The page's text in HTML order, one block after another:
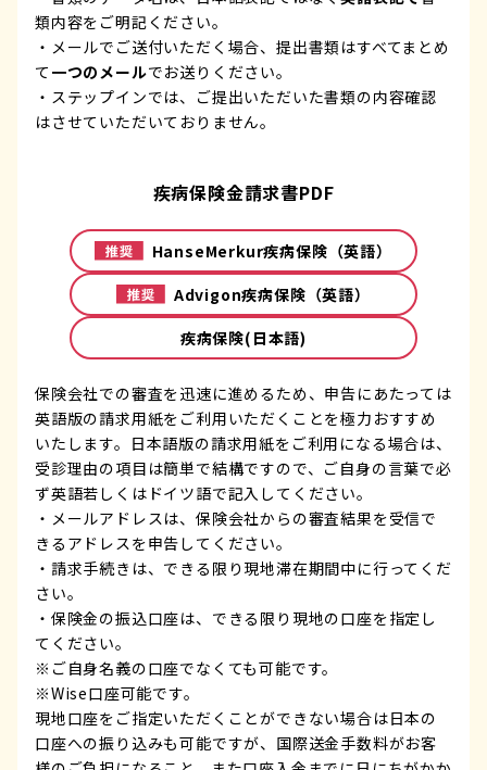
類内容をご明記ください。
・メールでご送付いただく場合、提出書類はすべてまとめ
て 一つのメールでお送りください。
・ステップインでは、ご提出いただいた書類の内容確認
はさせていただいておりません。
疾病保険金請求書PDF
HanseMerkur疾病保険（英語）
Advigon疾病保険（英語）
疾病保険(日本語)
保険会社での審査を迅速に進めるため、申告にあたっては
英語版の請求用紙をご利用いただくことを極力おすすめ
いたします。日本語版の請求用紙をご利用になる場合は、
受診理由の項目は簡単で結構ですので、ご自身の言葉で必
ず英語若しくはドイツ語で記入してください。
・メールアドレスは、保険会社からの審査結果を受信で
きるアドレスを申告してください。
・請求手続きは、できる限り現地滞在期間中に行ってくだ
さい。
・保険金の振込口座は、できる限り現地の口座を指定し
てください。
※ご自身名義の口座でなくても可能です。
※Wise口座可能です。
現地口座をご指定いただくことができない場合は日本の
口座への振り込みも可能ですが、国際送金手数料がお客